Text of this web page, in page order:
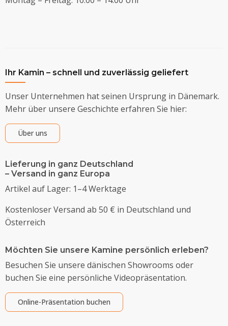
Ihr Kamin – schnell und zuverlässig geliefert
Unser Unternehmen hat seinen Ursprung in Dänemark.
Mehr über unsere Geschichte erfahren Sie hier:
Über uns
Lieferung in ganz Deutschland
– Versand in ganz Europa
Artikel auf Lager: 1–4 Werktage
Kostenloser Versand ab 50 € in Deutschland und
Österreich
Möchten Sie unsere Kamine persönlich erleben?
Besuchen Sie unsere dänischen Showrooms oder
buchen Sie eine persönliche Videopräsentation.
Online-Präsentation buchen